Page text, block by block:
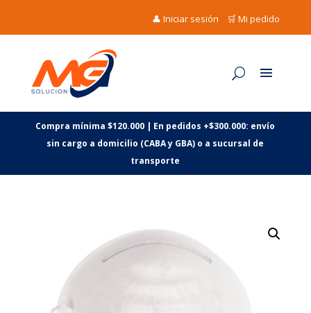
👤 Iniciar sesión 🛒 Mi pedido
Compra mínima $120.000 | En pedidos +$300.000: envío
sin cargo a domicilio (CABA y GBA) o a sucursal de
transporte